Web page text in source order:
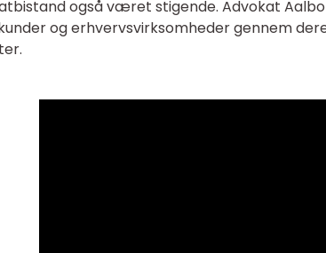
også været stigende. Advokat
og erhvervsvirksomheder gennem